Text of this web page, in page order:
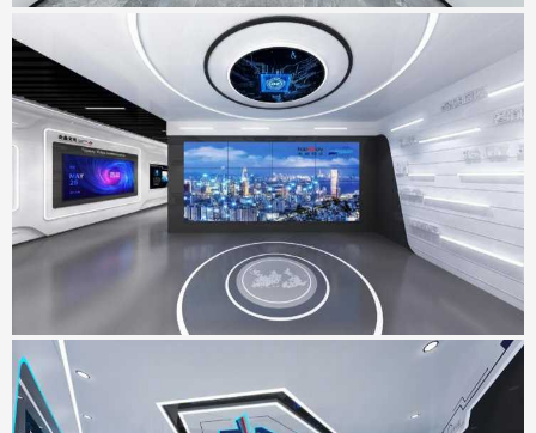
天威视讯展厅
地点：广东省深圳市